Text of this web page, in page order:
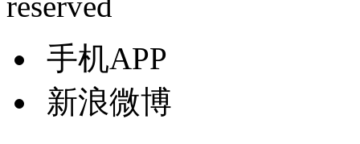
手机APP
新浪微博